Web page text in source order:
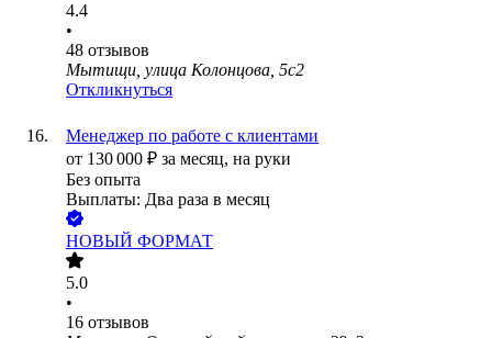
4.4
•
48 отзывов
Мытищи, улица Колонцова, 5с2
Откликнуться
Менеджер по работе с клиентами
от 130 000 ₽ за месяц, на руки
Без опыта
Выплаты: Два раза в месяц
НОВЫЙ ФОРМАТ
5.0
•
16 отзывов